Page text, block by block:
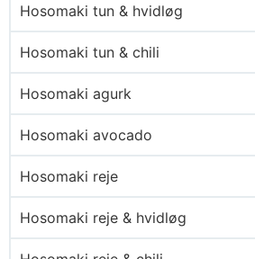
Hosomaki tun & hvidløg
Hosomaki tun & chili
Hosomaki agurk
Hosomaki avocado
Hosomaki reje
Hosomaki reje & hvidløg